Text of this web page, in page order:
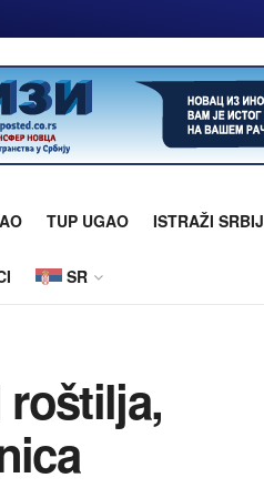
TUP UGAO ISTRAŽI
SR
roštilja,